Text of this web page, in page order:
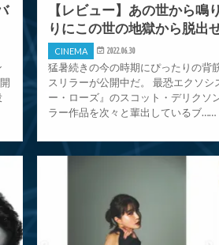
【レビュー】あの世から鳴
りにこの世の地獄から脱出
CINEMA 2022.06.30
猛暑続きの今の時期にぴったりの背
スリラーが公開中だ。 最恐エクソシ
ー・ローズ』のスコット・デリクソ
ラー作品を次々と輩出しているブ……